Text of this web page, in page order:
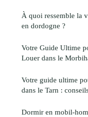
À quoi ressemble la
en dordogne ?
Votre Guide Ultime
Louer dans le
Votre guide ultime
dans le Tarn :
Dormir en mobil-